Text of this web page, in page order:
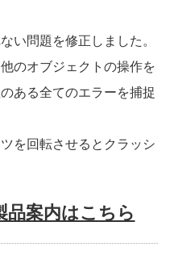
い問題を修正しました。
のオブジェクトの操作を
ある全てのエラーを捕捉
を回転させるとクラッシ
品案内はこちら